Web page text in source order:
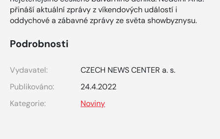
přináší aktuální zprávy z víkendových událostí i
oddychové a zábavné zprávy ze světa showbyznysu.
Podrobnosti
Vydavatel:
CZECH NEWS CENTER a. s.
Publikováno:
24.4.2022
Kategorie:
Noviny